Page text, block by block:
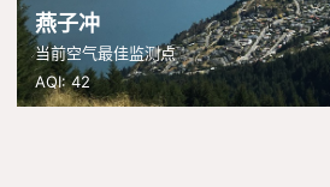
燕子冲
当前空气最佳监测点
AQI: 42